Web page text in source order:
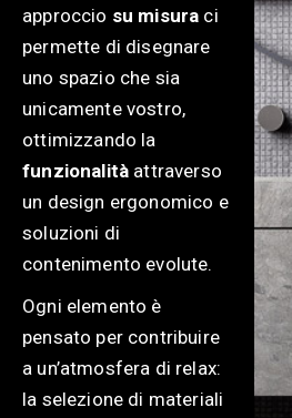
approccio su misura ci
permette di disegnare
uno spazio che sia
unicamente vostro,
ottimizzando la
funzionalità attraverso
un design ergonomico e
soluzioni di
contenimento evolute.
Ogni elemento è
pensato per contribuire
a un’atmosfera di relax:
la selezione di materiali